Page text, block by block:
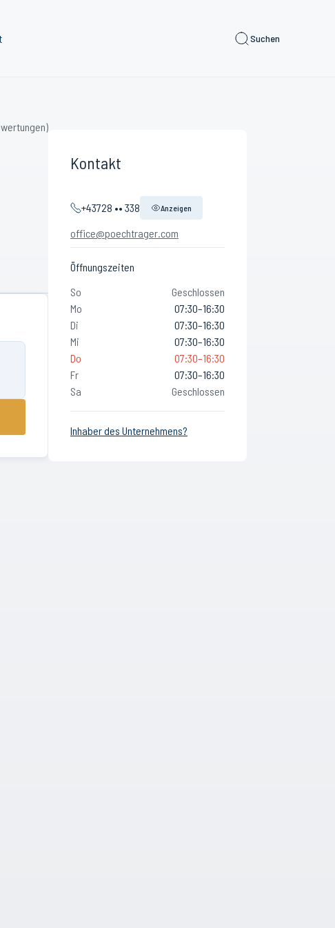
Suchen
Kontakt
+43728 •• 338 Anzeigen
office@poechtrager.com
Öffnungszeiten
So
Geschlossen
Mo
07:30–16:30
Di
07:30–16:30
Mi
07:30–16:30
Do
07:30–16:30
Fr
07:30–16:30
Sa
Geschlossen
Inhaber des Unternehmens?